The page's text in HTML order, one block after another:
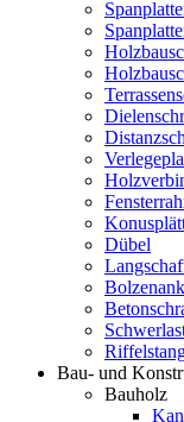
Dübel
Bau- und
Bauholz